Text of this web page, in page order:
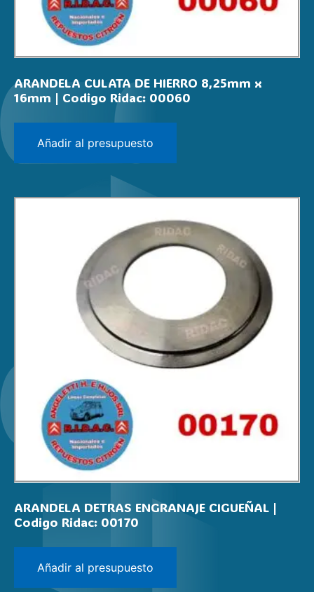
ARANDELA CULATA DE HIERRO 8,25mm x
16mm | Codigo Ridac: 00060
Añadir al presupuesto
ARANDELA DETRAS ENGRANAJE CIGUEÑAL |
Codigo Ridac: 00170
Añadir al presupuesto